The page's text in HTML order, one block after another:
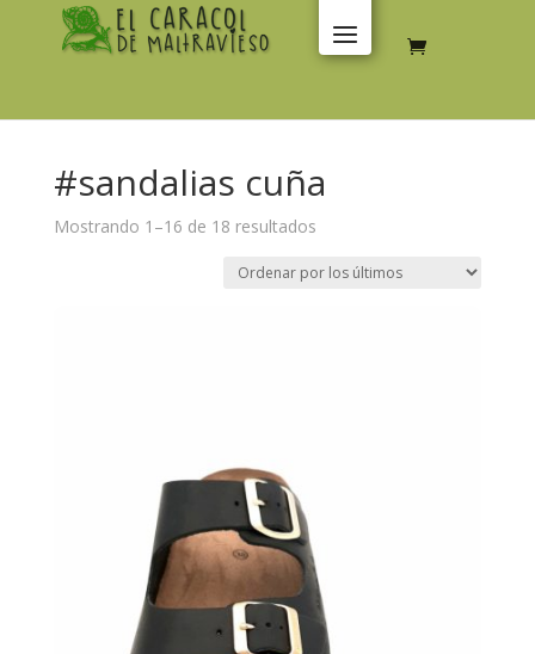
#sandalias cuña
Mostrando 1–16 de 18 resultadosOrdenado
los